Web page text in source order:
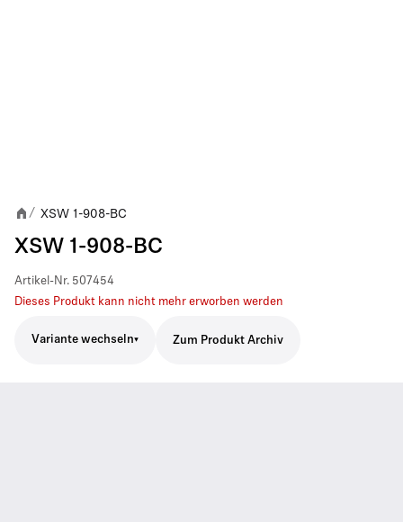
/ XSW 1-908-BC
XSW 1-908-BC
Artikel-Nr. 507454
Dieses Produkt kann nicht mehr erworben werden
Variante wechseln Zum Produkt Archiv